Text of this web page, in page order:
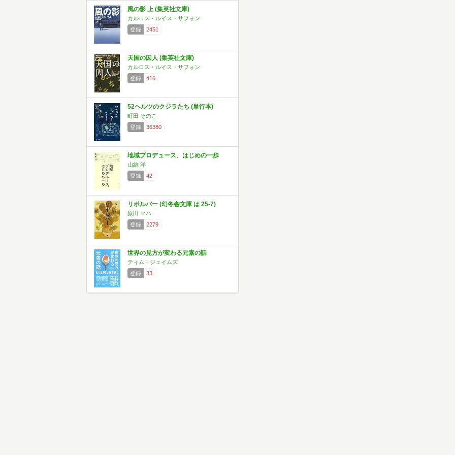
風の影 上 (集英社文庫)
カルロス・ルイス・サフォン
登録
2451
天国の囚人 (集英社文庫)
カルロス・ルイス・サフォン
登録
416
52ヘルツのクジラたち (単行本)
町田 そのこ
登録
36380
地域プロデュース、はじめの一歩
山納 洋
登録
42
リボルバー (幻冬舎文庫 は 25-7)
原田 マハ
登録
2279
世界の見方が変わる元素の話
ティム・ジェイムズ
登録
33